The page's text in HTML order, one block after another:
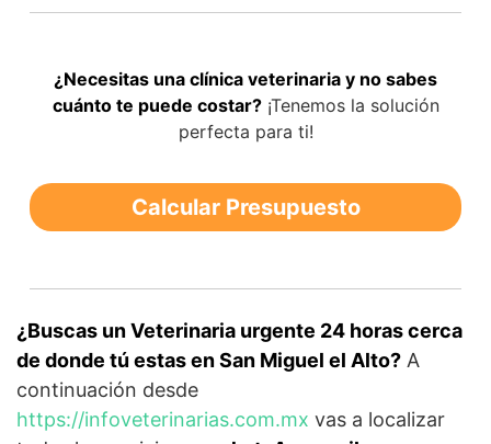
¿Necesitas una clínica veterinaria y no sabes
cuánto te puede costar?¡Tenemos la solución
perfecta para ti!
Calcular Presupuesto
¿Buscas un Veterinaria urgente 24 horas cerca
de donde tú estas en San Miguel el Alto? A
continuación desde
https://infoveterinarias.com.mx vas a localizar